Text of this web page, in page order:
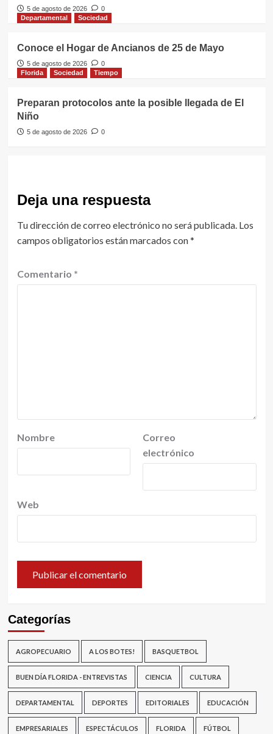
5 de agosto de 2026
0
Departamental
Sociedad
Conoce el Hogar de Ancianos de 25 de Mayo
5 de agosto de 2026
0
Florida
Sociedad Tiempo
Preparan protocolos ante la posible llegada de El
Niño
5 de agosto de 2026 0
Deja una respuesta
Tu dirección de correo electrónico no será publicada. Los
campos obligatorios están marcados con*
Comentario *
Nombre
Correo
electrónico
Web
Categorías
AGROPECUARIO A LOS BOTES! BASQUETBOL
BUEN DÍA FLORIDA - ENTREVISTAS CIENCIA CULTURA
DEPARTAMENTAL DEPORTES EDITORIALES EDUCACIÓN
EMPRESARIALES ESPECTÁCULOS FLORIDA FÚTBOL